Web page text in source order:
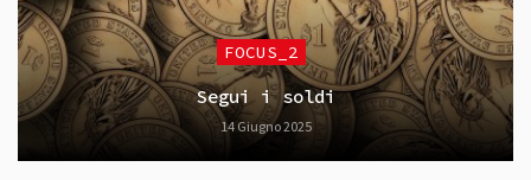
FOCUS_2
Segui i soldi
14 Giugno 2025